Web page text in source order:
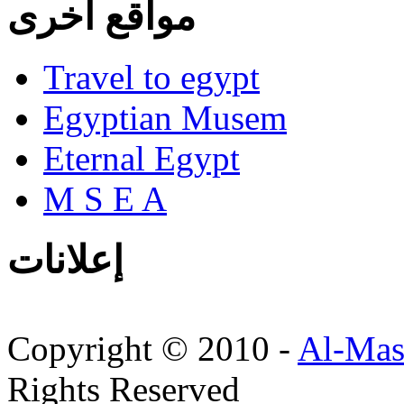
مواقع أخرى
Travel to egypt
Egyptian Musem
Eternal Egypt
M S E A
إعلانات
Copyright © 2010 - Al-
Rights Reserved